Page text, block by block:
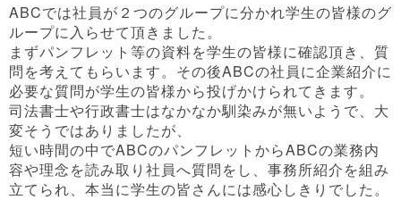
ABCでは社員が２つのグループに分かれ学生の皆様のグ
ループに入らせて頂きました。
まずパンフレット等の資料を学生の皆様に確認頂き、質
問を考えてもらいます。その後ABCの社員に企業紹介に
必要な質問が学生の皆様から投げかけられてきます。
司法書士や行政書士はなかなか馴染みが無いようで、大
変そうではありましたが、
短い時間の中でABCのパンフレットからABCの業務内
容や理念を読み取り社員へ質問をし、事務所紹介を組み
立てられ、本当に学生の皆さんには感心しきりでした。